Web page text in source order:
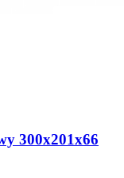
300x201x66